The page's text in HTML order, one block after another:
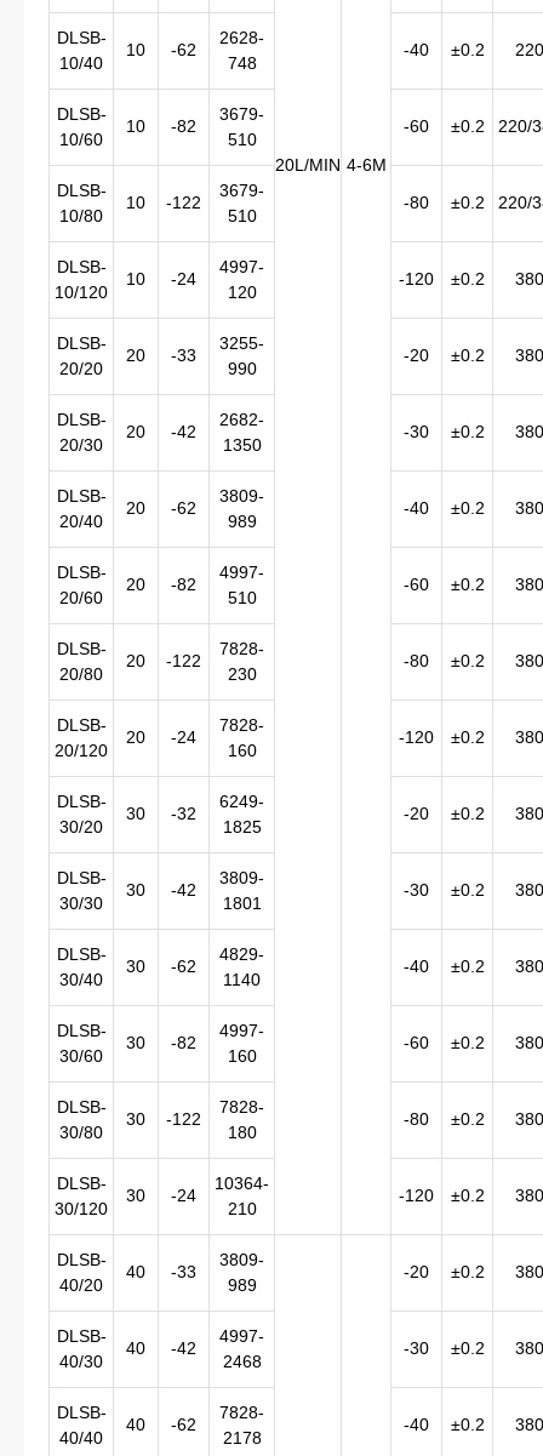
20L/MIN 4-6M
DLSB-
10/40
10 -62
2628-
748
-40 ±0.2 220
DLSB-
10/60
10 -82
3679-
510
-60 ±0.2 220/
DLSB-
10/80
10 -122
3679-
510
-80 ±0.2 220/
DLSB-
10/120
10 -24
4997-
120
-120 ±0.2 380
DLSB-
20/20
20 -33
3255-
990
-20 ±0.2 380
DLSB-
20/30
20 -42
2682-
1350
-30 ±0.2 380
DLSB-
20/40
20 -62
3809-
989
-40 ±0.2 380
DLSB-
20/60
20 -82
4997-
510
-60 ±0.2 380
DLSB-
20/80
20 -122
7828-
230
-80 ±0.2 380
DLSB-
20/120
20 -24
7828-
160
-120 ±0.2 380
DLSB-
30/20
30 -32
6249-
1825
-20 ±0.2 380
DLSB-
30/30
30 -42
3809-
1801
-30 ±0.2 380
DLSB-
30/40
30 -62
4829-
1140
-40 ±0.2 380
DLSB-
30/60
30 -82
4997-
160
-60 ±0.2 380
DLSB-
30/80
30 -122
7828-
180
-80 ±0.2 380
DLSB-
30/120
30 -24
10364-
210
-120 ±0.2 380
DLSB-
40/20
40 -33
3809-
989
-20 ±0.2 380
DLSB-
40/30
40 -42
4997-
2468
-30 ±0.2 380
DLSB-
40/40
40 -62
7828-
2178
-40 ±0.2 380